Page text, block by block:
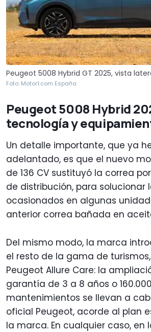
Peugeot 5008 Hybrid GT 2025, vista
Foto: Motor1.com España
Peugeot 5008 Hybrid
tecnología y
Un detalle importante, que ya
adelantado, es que el nuevo
de 136 CV sustituyó la correa
de distribución, para solucionar
ocasionados en algunas
anterior correa bañada en
Del mismo modo, la marca
el resto de la gama de
Peugeot Allure Care: la
garantía de 3 a 8 años o
mantenimientos se llevan a
oficial Peugeot, acorde al plan
la marca. En cualquier caso, en